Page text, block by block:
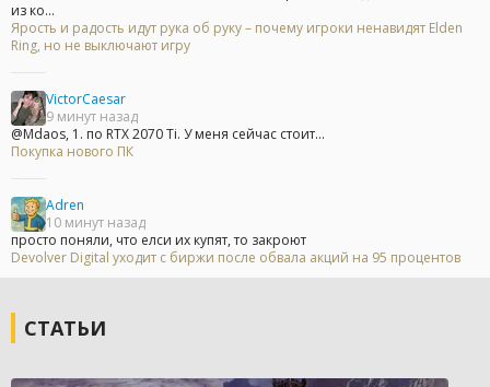
из ко...
Ярость и радость идут рука об руку – почему игроки ненавидят Elden
Ring, но не выключают игру
VictorCaesar
9 минут назад
@Mdaos, 1. по RTX 2070 Ti. У меня сейчас стоит...
Покупка нового ПК
Adren
10 минут назад
просто поняли, что елси их купят, то закроют
Devolver Digital уходит с биржи после обвала акций на 95 процентов
СТАТЬИ